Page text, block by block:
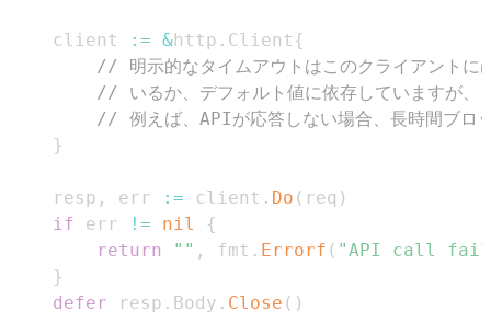
	client
:= &http . Client {
// 明示的なタイムアウトはこのクライアントに
// いるか、デフォルト値に依存していますが、
// 例えば、APIが応答しない場合、長時間ブロ
}
	resp
, err := client . Do ( req )
if err != nil
{
return
"" , fmt . Errorf ( "API call
}
defer resp . Body . Close ( )